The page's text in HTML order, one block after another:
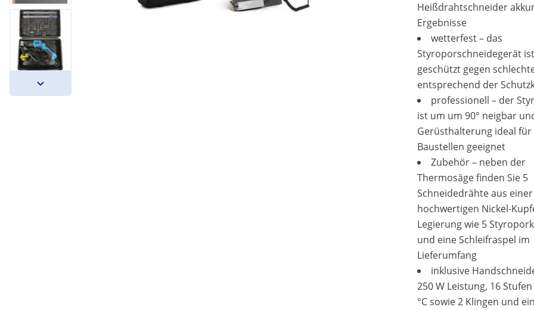
Heißdrahtschneider
Ergebnisse
wetterfest – das
Styroporschneidegerät ist
geschützt gegen
entsprechend der
professionell – der
ist um um 90° neigbar
Gerüsthalterung ideal für
Baustellen geeignet
Zubehör – neben der
Thermosäge finden Sie 5
Schneidedrähte aus einer
hochwertigen Nickel-
Legierung wie 5
und eine Schleifraspel im
Lieferumfang
inklusive
250 W Leistung, 16
°C sowie 2 Klingen und